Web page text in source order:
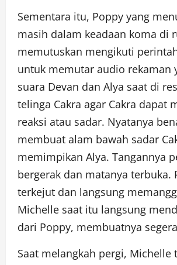
Sementara itu, Poppy yang
masih dalam keadaan koma di
memutuskan mengikuti
untuk memutar audio rekaman
suara Devan dan Alya saat di
telinga Cakra agar Cakra dapat
reaksi atau sadar. Nyatanya
membuat alam bawah sadar
memimpikan Alya. Tangannya
bergerak dan matanya terbuka.
terkejut dan langsung
Michelle saat itu langsung
dari Poppy, membuatnya
Saat melangkah pergi, Michelle